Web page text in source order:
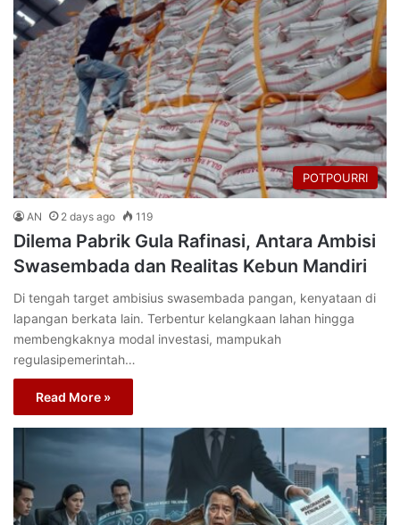
POTPOURRI
AN 2 days ago 119
Dilema Pabrik Gula Rafinasi, Antara Ambisi
Swasembada dan Realitas Kebun Mandiri
Di tengah target ambisius swasembada pangan, kenyataan di
lapangan berkata lain. Terbentur kelangkaan lahan hingga
membengkaknya modal investasi, mampukah
regulasipemerintah…
Read More »